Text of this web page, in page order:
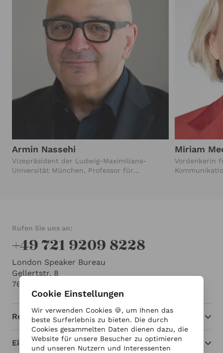
Armin Nassehi
Vizepräsident der Ludwig-Maximilians-
Universität München, Professor für
Miriam
Vordenkerin
Rufen Sie uns an:
+49 721 9209 8228
London Speaker Bureau
Gellertstr. 8
76185 Karlsruhe
Redner
Einblicke
Cookie Einstellungen
Wir verwenden Cookies 🍪, um Ihnen das
beste Surferlebnis zu bieten. Die durch
Cookies gesammelten Daten dienen dazu, die
Website für unsere Besucher zu optimieren
und unseren Nutzern und Interessenten